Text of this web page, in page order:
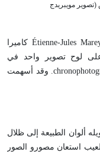
(تصوير مويبريدج
واستعمل العالم الفرنسي إتييِن- جول ماري Étienne-Jules Marey كاميرا
لوح تصوير واحد في
دراساته المعمقة لتطوير التصوير الزمني chronophotography. وقد أسهمت
ألوان الطبيعة إلى ظلال
استعان مصورو الصور